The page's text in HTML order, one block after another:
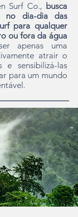
Surf Co., busca
no dia-dia das
para qualquer
ou fora da água
apenas uma
atrair o
e sensibilizá-las
para um mundo